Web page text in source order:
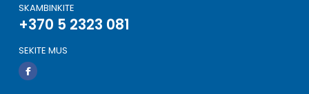
SKAMBINKITE
+370 5 2323 081
SEKITE MUS